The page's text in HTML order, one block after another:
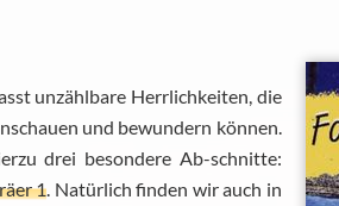
unzählbare Herrlichkeiten, die
und bewundern können.
drei besondere Ab-schnitte:
1. Natürlich finden wir auch in